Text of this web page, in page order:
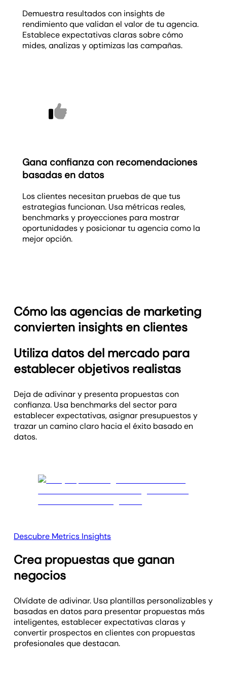
Demuestra resultados con insights de
rendimiento que validan el valor de tu agencia.
Establece expectativas claras sobre cómo
mides, analizas y optimizas las campañas.
Gana confianza con recomendaciones
basadas en datos
Los clientes necesitan pruebas de que tus
estrategias funcionan. Usa métricas reales,
benchmarks y proyecciones para mostrar
oportunidades y posicionar tu agencia como la
mejor opción.
Cómo las agencias de marketing
convierten insights en clientes
Utiliza datos del mercado para
establecer objetivos realistas
Deja de adivinar y presenta propuestas con
confianza. Usa benchmarks del sector para
establecer expectativas, asignar presupuestos y
trazar un camino claro hacia el éxito basado en
datos.
Descubre Metrics Insights
Crea propuestas que ganan
negocios
Olvídate de adivinar. Usa plantillas personalizables y
basadas en datos para presentar propuestas más
inteligentes, establecer expectativas claras y
convertir prospectos en clientes con propuestas
profesionales que destacan.